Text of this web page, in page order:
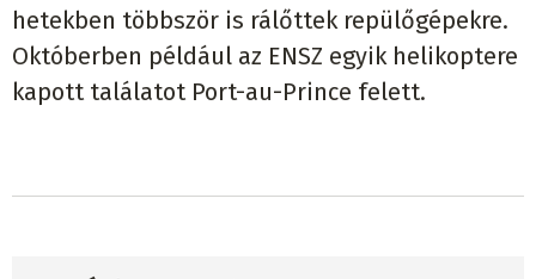
hetekben többször is rálőttek repülőgépekre.
Októberben például az ENSZ egyik helikoptere
kapott találatot Port-au-Prince felett.